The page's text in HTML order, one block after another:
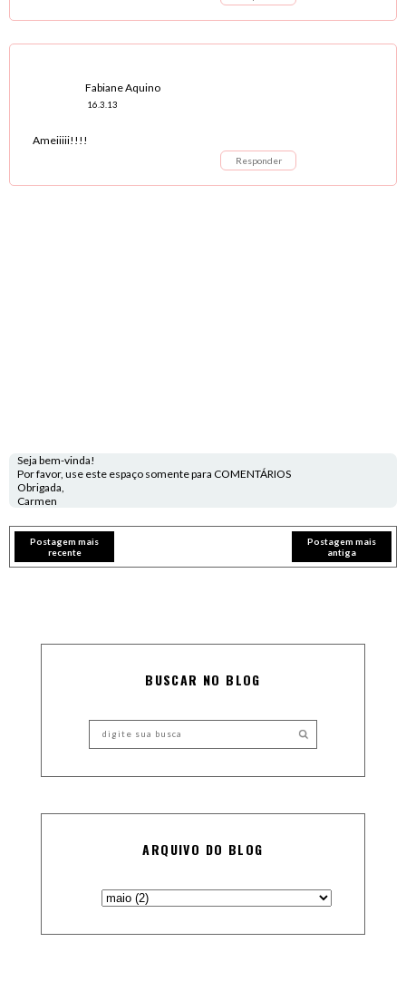
Fabiane Aquino
16.3.13
Ameiiiii!!!!
Responder
Seja bem-vinda!
Por favor, use este espaço somente para COMENTÁRIOS
Obrigada,
Carmen
Postagem mais
recente
Postagem mais
antiga
BUSCAR NO BLOG
ARQUIVO DO BLOG